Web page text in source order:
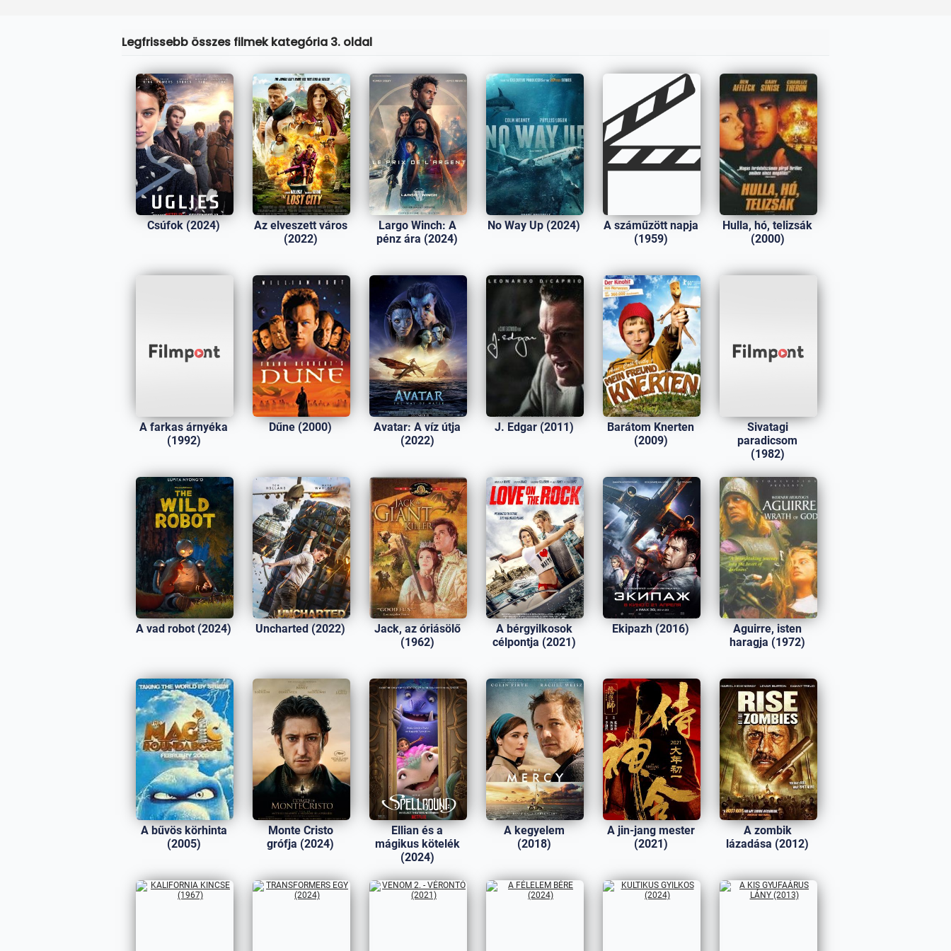
Legfrissebb összes filmek kategória 3. oldal
Csúfok (2024)
Az elveszett város
(2022)
Largo Winch: A
pénz ára (2024)
No Way Up (2024)
A száműzött napja
(1959)
Hulla, hó, telizsák
(2000)
A farkas árnyéka
(1992)
Dűne (2000)
Avatar: A víz útja
(2022)
J. Edgar (2011)
Barátom Knerten
(2009)
Sivatagi
paradicsom
(1982)
A vad robot (2024) Uncharted (2022)
Jack, az óriásölő
(1962)
A bérgyilkosok
célpontja (2021)
Ekipazh (2016)
Aguirre, isten
haragja (1972)
A bűvös körhinta
(2005)
Monte Cristo
grófja (2024)
Ellian és a
mágikus kötelék
(2024)
A kegyelem
(2018)
A jin-jang mester
(2021)
A zombik
lázadása (2012)